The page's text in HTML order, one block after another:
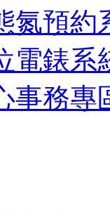
氮預約
電錶系
事務專